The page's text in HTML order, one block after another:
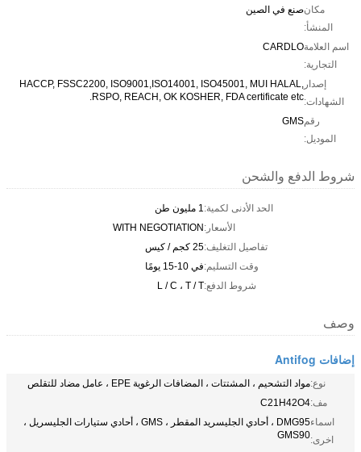
مكان
المنشأ:
صنع في الصين
اسم العلامة
التجارية:
CARDLO
إصدار
الشهادات:
HACCP, FSSC2200, ISO9001,ISO14001, ISO45001, MUI HALAL,
RSPO, REACH, OK KOSHER, FDA certificate etc.
رقم
الموديل:
GMS
شروط الدفع والشحن
الحد الأدنى لكمية:1 مليون طن
الأسعار:WITH NEGOTIATION
تفاصيل التغليف:25 كجم / كيس
وقت التسليم:في 10-15 يومًا
شروط الدفع:L / C ، T / T
وصف
إضافات Antifog
نوع:مواد التشحيم ، المشتتات ، المضافات الرغوية EPE ، عامل مضاد للتقلص
مف:C21H42O4
اسماء
اخرى:
DMG95 ، أحادي الجليسريد المقطر ، GMS ، أحادي ستيارات الجليسريل ،
GMS90